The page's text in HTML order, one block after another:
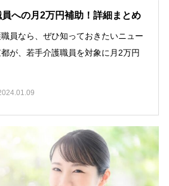
への月2万円補助！詳細まとめ
員なら、ぜひ知っておきたいニュー
が、若手介護職員を対象に月2万円